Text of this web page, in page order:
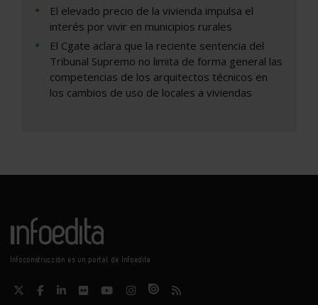
El elevado precio de la vivienda impulsa el
interés por vivir en municipios rurales
El Cgate aclara que la reciente sentencia del
Tribunal Supremo no limita de forma general las
competencias de los arquitectos técnicos en
los cambios de uso de locales a viviendas
Infoconstrucción es un portal de Infoedita